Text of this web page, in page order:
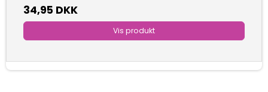
34,95 DKK
Vis produkt